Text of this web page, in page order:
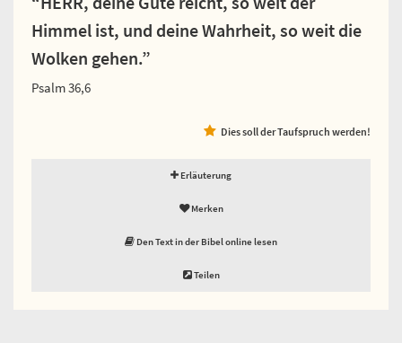
Himmel ist, und deine Wahrheit, so weit die
Wolken gehen.”
Psalm 36,6
Dies soll der Taufspruch werden!
Erläuterung
Merken
Den Text in der Bibel online lesen
Teilen